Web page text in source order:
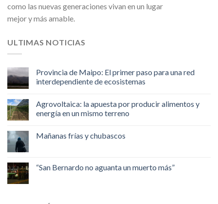
como las nuevas generaciones vivan en un lugar
mejor y más amable.
ULTIMAS NOTICIAS
Provincia de Maipo: El primer paso para una red
interdependiente de ecosistemas
Agrovoltaica: la apuesta por producir alimentos y
energía en un mismo terreno
Mañanas frías y chubascos
“San Bernardo no aguanta un muerto más”